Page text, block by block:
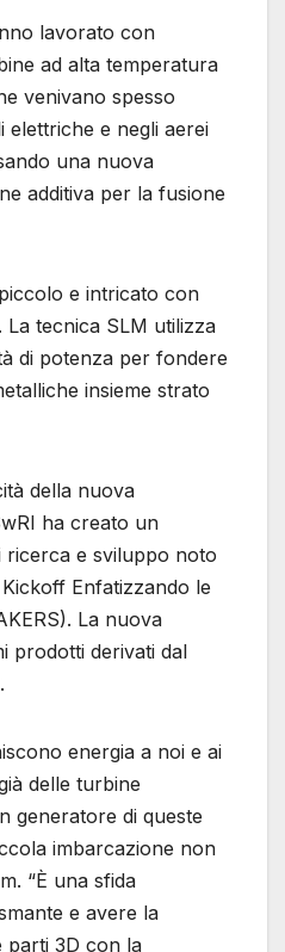
lavorato con
ad alta temperatura
venivano spesso
elettriche e negli aerei
una nuova
additiva per la fusione
e intricato con
La tecnica SLM utilizza
di potenza per fondere
insieme strato
della nuova
ha creato un
e sviluppo noto
Enfatizzando le
La nuova
prodotti derivati ​​dal
energia a noi e ai
delle turbine
generatore di queste
imbarcazione non
“È una sfida
e avere la
parti 3D con la